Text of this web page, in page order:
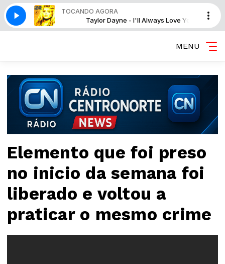
TOCANDO AGORA
Love You Taylor Dayne - I'll Always Love You
MENU
Elemento que foi preso
no inicio da semana foi
liberado e voltou a
praticar o mesmo crime